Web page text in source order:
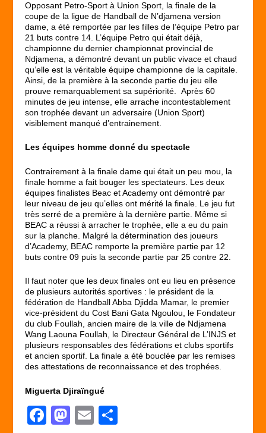
Opposant Petro-Sport à Union Sport, la finale de la
coupe de la ligue de Handball de N’djamena version
dame, a été remportée par les filles de l’équipe Petro par
21 buts contre 14. L’équipe Petro qui était déjà,
championne du dernier championnat provincial de
Ndjamena, a démontré devant un public vivace et chaud
qu’elle est la véritable équipe championne de la capitale.
Ainsi, de la première à la seconde partie du jeu elle
prouve remarquablement sa supériorité. Après 60
minutes de jeu intense, elle arrache incontestablement
son trophée devant un adversaire (Union Sport)
visiblement manqué d’entrainement.
Les équipes homme donné du spectacle
Contrairement à la finale dame qui était un peu mou, la
finale homme a fait bouger les spectateurs. Les deux
équipes finalistes Beac et Academy ont démontré par
leur niveau de jeu qu’elles ont mérité la finale. Le jeu fut
très serré de a première à la dernière partie. Même si
BEAC a réussi à arracher le trophée, elle a eu du pain
sur la planche. Malgré la détermination des joueurs
d’Academy, BEAC remporte la première partie par 12
buts contre 09 puis la seconde partie par 25 contre 22.
Il faut noter que les deux finales ont eu lieu en présence
de plusieurs autorités sportives : le président de la
fédération de Handball Abba Djidda Mamar, le premier
vice-président du Cost Bani Gata Ngoulou, le Fondateur
du club Foullah, ancien maire de la ville de Ndjamena
Wang Laouna Foullah, le Directeur Général de L’INJS et
plusieurs responsables des fédérations et clubs sportifs
et ancien sportif. La finale a été bouclée par les remises
des attestations de reconnaissance et des trophées.
Miguerta Djiraïngué
F
M
E